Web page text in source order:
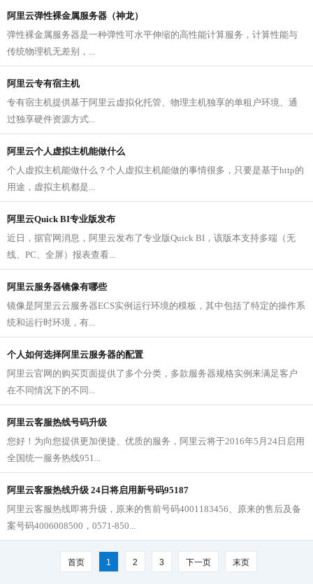
阿里云弹性裸金属服务器（神龙）
弹性裸金属服务器是一种弹性可水平伸缩的高性能计算服务，计算性能与
传统物理机无差别，...
阿里云专有宿主机
专有宿主机提供基于阿里云虚拟化托管、物理主机独享的单租户环境、通
过独享硬件资源方式...
阿里云个人虚拟主机能做什么
个人虚拟主机能做什么？个人虚拟主机能做的事情很多，只要是基于http的
用途，虚拟主机都是...
阿里云Quick BI专业版发布
近日，据官网消息，阿里云发布了专业版Quick BI，该版本支持多端（无
线、PC、全屏）报表查看...
阿里云服务器镜像有哪些
镜像是阿里云云服务器ECS实例运行环境的模板，其中包括了特定的操作系
统和运行时环境，有...
个人如何选择阿里云服务器的配置
阿里云官网的购买页面提供了多个分类，多款服务器规格实例来满足客户
在不同情况下的不同...
阿里云客服热线号码升级
您好！为向您提供更加便捷、优质的服务，阿里云将于2016年5月24日启用
全国统一服务热线951...
阿里云客服热线升级 24日将启用新号码95187
阿里云客服热线即将升级，原来的售前号码4001183456、原来的售后及备
案号码4006008500，0571-850...
首页 1 2 3 下一页 末页